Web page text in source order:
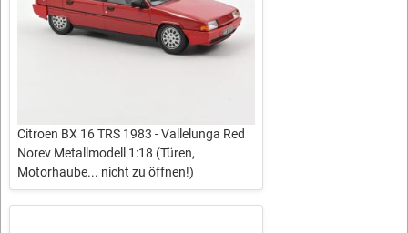
Citroen BX 16 TRS 1983 - Vallelunga Red
Norev Metallmodell 1:18 (Türen,
Motorhaube... nicht zu öffnen!)